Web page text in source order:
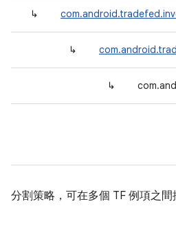
↳
↳
↳
分割策略，可在多個 TF 例項之